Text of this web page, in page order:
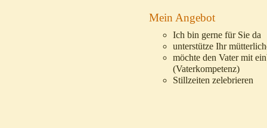
Mein Angebot
Ich bin gerne für Sie da
unterstütze Ihr
möchte den Vater mit
(Vaterkompetenz)
Stillzeiten zelebrieren